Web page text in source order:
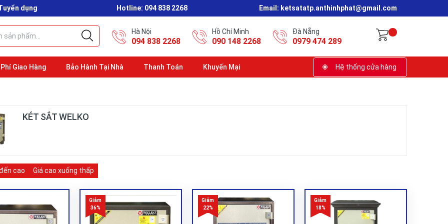
dụng Hotline: 094 838 2268 Email: ketsatatp.anthinhphat@gmail.com
Hà Nội
094 838 2268
Hồ Chí Minh
090 148 2268
Đà Nẵng
0979 474 289
Giao Hàng Bảo Hành Tại Nhà Thanh Toán Khuyến Mại Hệ thống cửa hàng
KÉT SẮT WELKO
cao Giá cao xuống thấp